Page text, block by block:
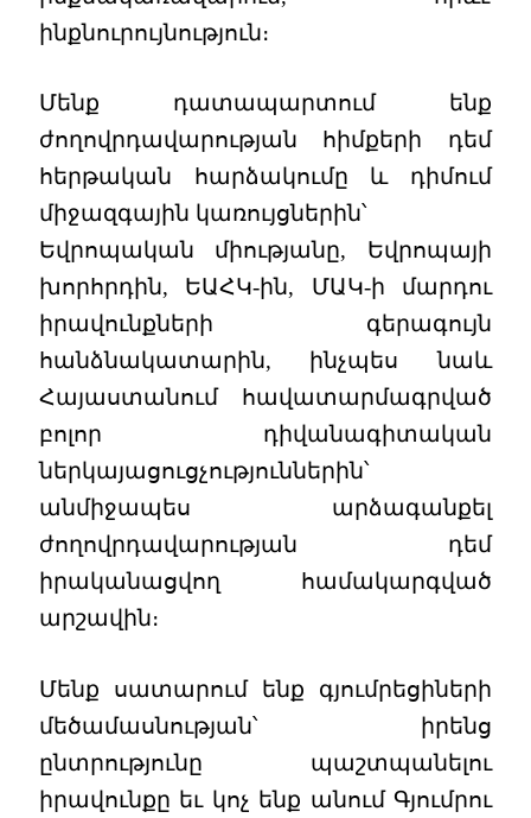
ինքնուրույնություն։
Մենք դատապարտում ենք
ժողովրդավարության հիմքերի դեմ
հերթական հարձակումը և դիմում
միջազգային կառույցներին՝
Եվրոպական միությանը, Եվրոպայի
խորհրդին, ԵԱՀԿ-ին, ՄԱԿ-ի մարդու
իրավունքների գերագույն
հանձնակատարին, ինչպես նաև
Հայաստանում հավատարմագրված
բոլոր դիվանագիտական
ներկայացուցչություններին՝
անմիջապես արձագանքել
ժողովրդավարության դեմ
իրականացվող համակարգված
արշավին։
Մենք սատարում ենք գյումրեցիների
մեծամասնության՝ իրենց
ընտրությունը պաշտպանելու
իրավունքը եւ կոչ ենք անում Գյումրու